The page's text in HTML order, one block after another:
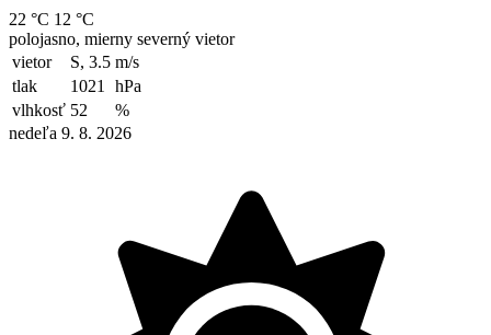
22 °C 12 °C
polojasno, mierny severný vietor
vietor
S, 3.5 m/s
tlak
1021
hPa
vlhkosť 52
%
nedeľa 9. 8. 2026